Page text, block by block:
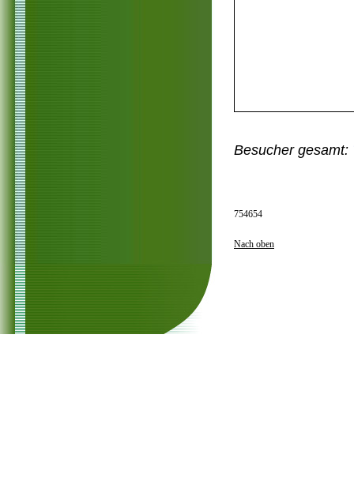
Besucher gesamt:
754654
Nach oben